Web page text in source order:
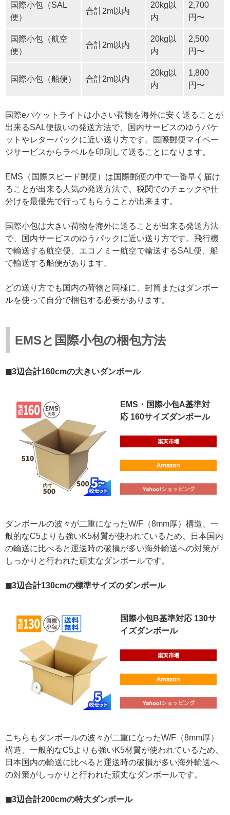
国際小包（SAL
便）
合計2m以内
20kg以
内
2,700
円〜
国際小包（航空
便）
合計2m以内
20kg以
内
2,500
円〜
国際小包（船便） 合計2m以内
20kg以
内
1,800
円〜
国際eパケットライトは小さい荷物を海外に安く送ることが
出来るSAL便扱いの発送方法で、国内サービスのゆうパケ
ットやレターパックに近い送り方です。国際郵便マイペー
ジサービスからラベルを印刷して送ることになります。
EMS（国際スピード郵便）は国際郵便の中で一番早く届け
ることが出来る人気の発送方法で、税関でのチェックや仕
分けを最優先で行ってもらうことが出来ます。
国際小包は大きい荷物を海外に送ることが出来る発送方法
で、国内サービスのゆうパックに近い送り方です。飛行機
で輸送する航空便、エコノミー航空で輸送するSAL便、船
で輸送する船便があります。
どの送り方でも国内の荷物と同様に、封筒またはダンボー
ルを使って自分で梱包する必要があります。
EMSと国際小包の梱包方法
◼︎3辺合計160cmの大きいダンボール
EMS・国際小包A基準対
応 160サイズダンボール
ダンボールの波々が二重になったW/F（8mm厚）構造、一
般的なC5よりも強いK5材質が使われているため、日本国内
の輸送に比べると運送時の破損が多い海外輸送への対策が
しっかりと行われた頑丈なダンボールです。
◼︎3辺合計130cmの標準サイズのダンボール
国際小包B基準対応 130サ
イズダンボール
こちらもダンボールの波々が二重になったW/F（8mm厚）
構造、一般的なC5よりも強いK5材質が使われているため、
日本国内の輸送に比べると運送時の破損が多い海外輸送へ
の対策がしっかりと行われた頑丈なダンボールです。
◼︎3辺合計200cmの特大ダンボール